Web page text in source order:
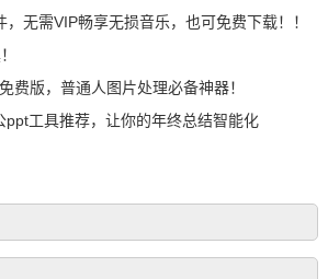
无需VIP畅享无损音乐，也可免费下载！！
费版，普通人图片处理必备神器！
ppt工具推荐，让你的年终总结智能化